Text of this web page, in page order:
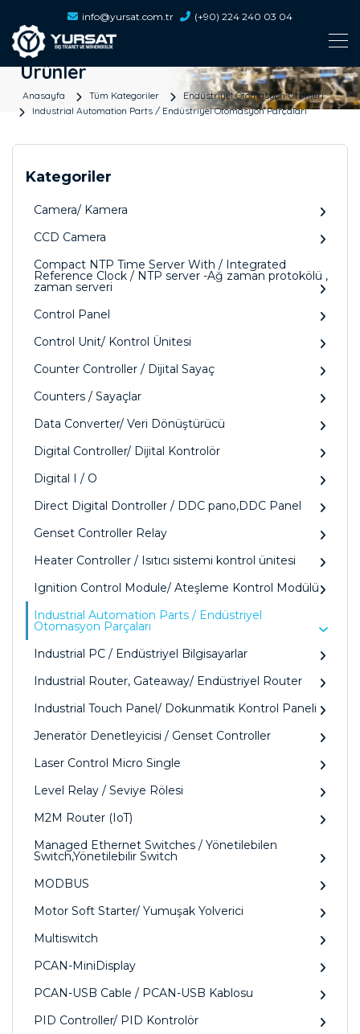
info@yursat.com.tr (+90) 224 240 03 04
Ürünler
Anasayfa Tüm Kategoriler
Endüstriyel Otomasyon Ürünleri
Industrial Automation Parts / Endüstriyel Otomasyon Parçaları
Kategoriler
Camera/ Kamera
CCD Camera
Compact NTP Time Server With / Integrated
Reference Clock / NTP server -Ağ zaman protokölü ,
zaman serveri
Control Panel
Control Unit/ Kontrol Ünitesi
Counter Controller / Dijital Sayaç
Counters / Sayaçlar
Data Converter/ Veri Dönüştürücü
Digital Controller/ Dijital Kontrolör
Digital I / O
Direct Digital Dontroller / DDC pano,DDC Panel
Genset Controller Relay
Heater Controller / Isıtıcı sistemi kontrol ünitesi
Ignition Control Module/ Ateşleme Kontrol Modülü
Industrial Automation Parts / Endüstriyel
Otomasyon Parçaları
Industrial PC / Endüstriyel Bilgisayarlar
Industrial Router, Gateaway/ Endüstriyel Router
Industrial Touch Panel/ Dokunmatik Kontrol Paneli
Jeneratör Denetleyicisi / Genset Controller
Laser Control Micro Single
Level Relay / Seviye Rölesi
M2M Router (IoT)
Managed Ethernet Switches / Yönetilebilen
Switch,Yönetilebilir Switch
MODBUS
Motor Soft Starter/ Yumuşak Yolverici
Multiswitch
PCAN-MiniDisplay
PCAN-USB Cable / PCAN-USB Kablosu
PID Controller/ PID Kontrolör